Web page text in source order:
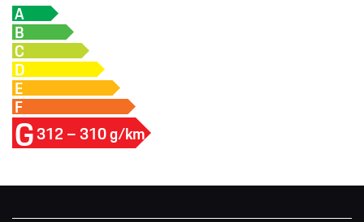
A
B
C
D
E
F
G312 – 310 g/km